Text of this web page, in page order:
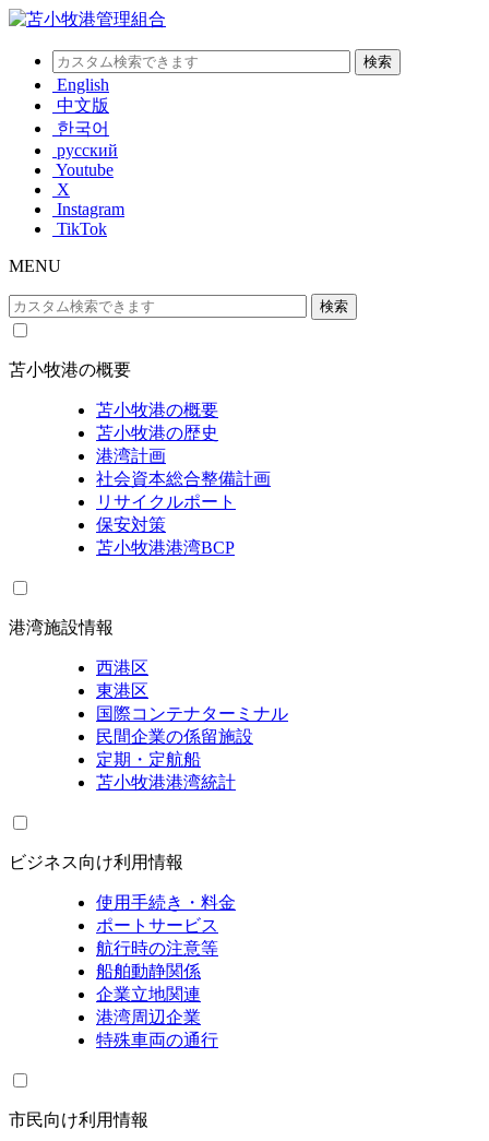
English
中文版
한국어
русский
Youtube
X
Instagram
TikTok
MENU
苫小牧港の概要
苫小牧港の概要
苫小牧港の歴史
港湾計画
社会資本総合整備計画
リサイクルポート
保安対策
苫小牧港港湾BCP
港湾施設情報
西港区
東港区
国際コンテナターミナル
民間企業の係留施設
定期・定航船
苫小牧港港湾統計
ビジネス向け利用情報
使用手続き・料金
ポートサービス
航行時の注意等
船舶動静関係
企業立地関連
港湾周辺企業
特殊車両の通行
市民向け利用情報